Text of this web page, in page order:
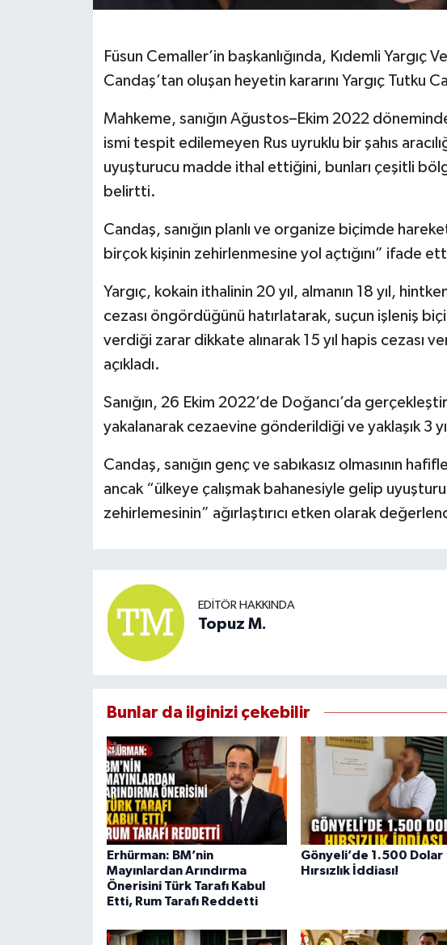
Füsun Cemaller’in başkanlığında, Kıdemli Yargıç
Candaş’tan oluşan heyetin kararını Yargıç Tutku
Mahkeme, sanığın Ağustos–Ekim 2022
ismi tespit edilemeyen Rus uyruklu bir şahıs
uyuşturucu madde ithal ettiğini, bunları çeşitli
belirtti.
Candaş, sanığın planlı ve organize biçimde
birçok kişinin zehirlenmesine yol açtığını” ifade
Yargıç, kokain ithalinin 20 yıl, almanın 18 yıl,
cezası öngördüğünü hatırlatarak, suçun işleniş
verdiği zarar dikkate alınarak 15 yıl hapis cezası
açıkladı.
Sanığın, 26 Ekim 2022’de Doğancı’da
yakalanarak cezaevine gönderildiği ve yaklaşık 3
Candaş, sanığın genç ve sabıkasız olmasının
ancak “ülkeye çalışmak bahanesiyle gelip
zehirlemesinin” ağırlaştırıcı etken olarak
EDITÖR HAKKINDA
Topuz M.
Bunlar da ilginizi çekebilir
Erhürman: BM’nin
Mayınlardan Arındırma
Önerisini Türk Tarafı Kabul
Etti, Rum Tarafı Reddetti
Gönyeli’de 1.500 Dolar
Hırsızlık İddiası!